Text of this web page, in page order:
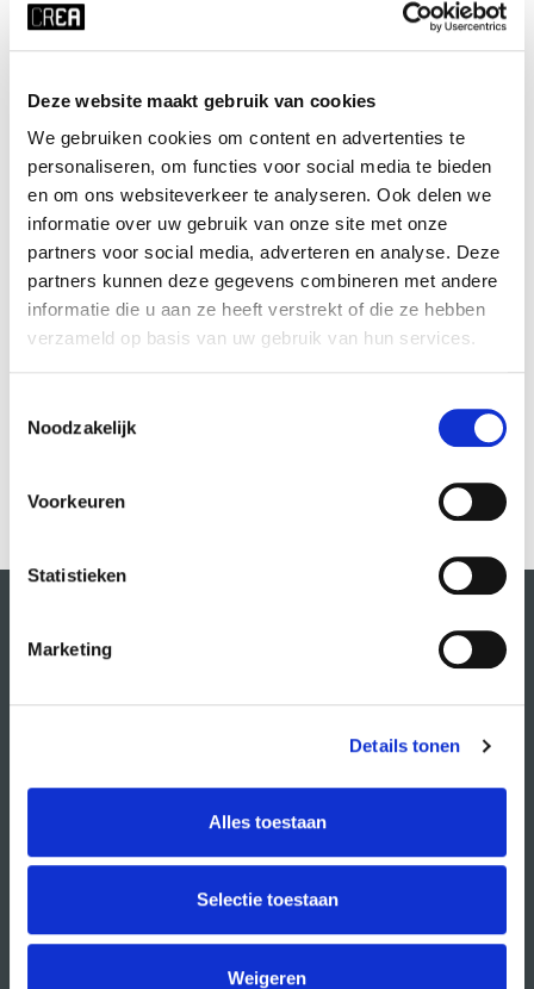
Deze website maakt gebruik van cookies
We gebruiken cookies om content en advertenties te
personaliseren, om functies voor social media te bieden
en om ons websiteverkeer te analyseren. Ook delen we
informatie over uw gebruik van onze site met onze
partners voor social media, adverteren en analyse. Deze
partners kunnen deze gegevens combineren met andere
informatie die u aan ze heeft verstrekt of die ze hebben
verzameld op basis van uw gebruik van hun services.
Noodzakelijk
Voorkeuren
Statistieken
Marketing
Details tonen
Alles toestaan
Selectie toestaan
Weigeren
Cursussen door deze docent: